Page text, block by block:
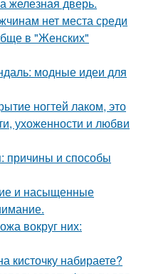
железная дверь.
нет места среди
в "Женских"
модные идеи для
ногтей лаком, это
ухоженности и любви
причины и способы
и насыщенные
вокруг них:
кисточку набираете?